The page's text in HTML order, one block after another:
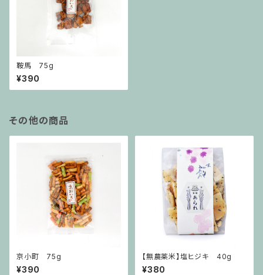
鞍馬 75g
¥390
その他の商品
京小町 75g
¥390
【無農薬米】塩ヒジキ 40g
¥380